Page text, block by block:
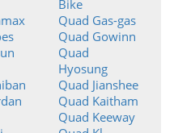
Bike
Quad Gas-gas
Quad Gowinn
Quad
Hyosung
Quad Jianshee
Quad Kaitham
Quad Keeway